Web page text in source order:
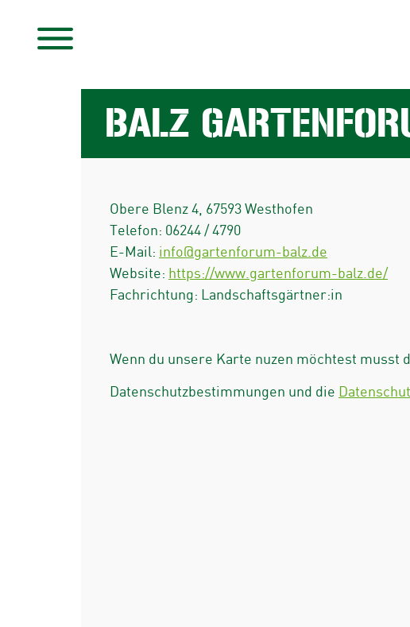
BALZ
Obere Blenz 4 67593 Westhofen
Telefon: 06244 / 4790
E-Mail: info@gartenforum-balz.de
Website: https://www.gartenforum-balz.de/
Fachrichtung: Landschaftsgärtner:in
Wenn du unsere Karte nuzen möchtest musst
Datenschutzbestimmungen und die